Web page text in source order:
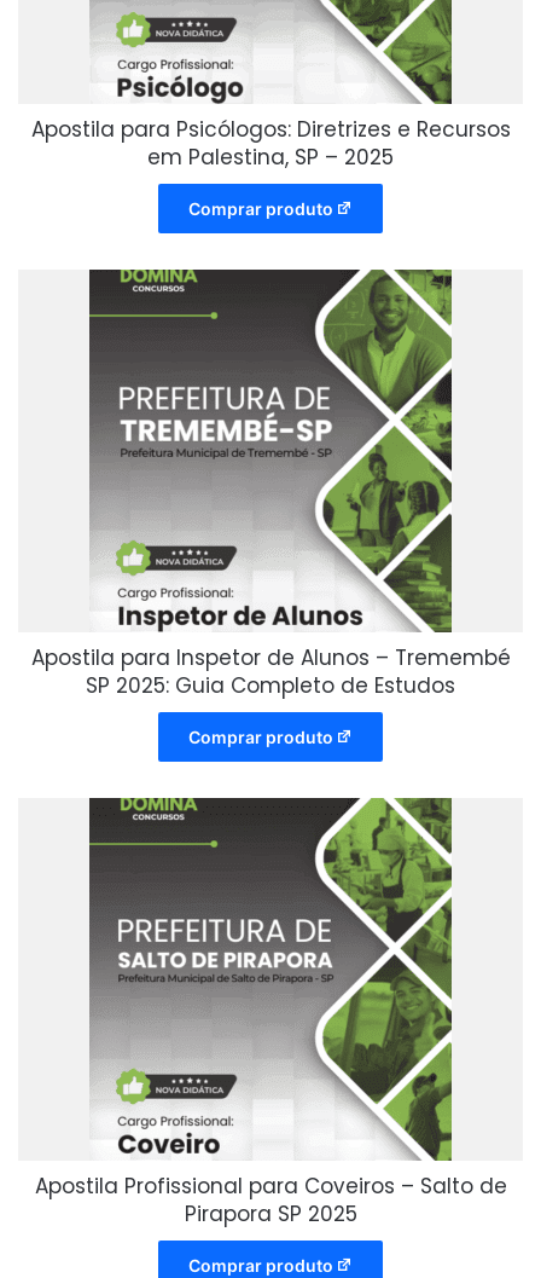
Apostila para Psicólogos: Diretrizes e Recursos
em Palestina, SP – 2025
Comprar produto
Apostila para Inspetor de Alunos – Tremembé
SP 2025: Guia Completo de Estudos
Comprar produto
Apostila Profissional para Coveiros – Salto de
Pirapora SP 2025
Comprar produto